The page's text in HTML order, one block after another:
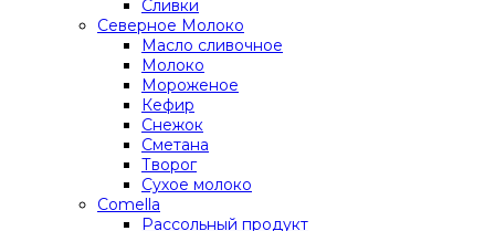
Сливки
Северное Молоко
Масло сливочное
Молоко
Мороженое
Кефир
Снежок
Сметана
Творог
Сухое молоко
Comеlla
Рассольный продукт